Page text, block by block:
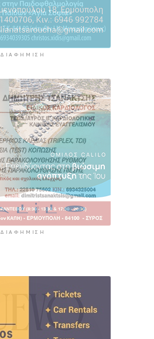
ΔΙΑΦΉΜΙΣΗ
ΔΙΑΦΉΜΙΣΗ